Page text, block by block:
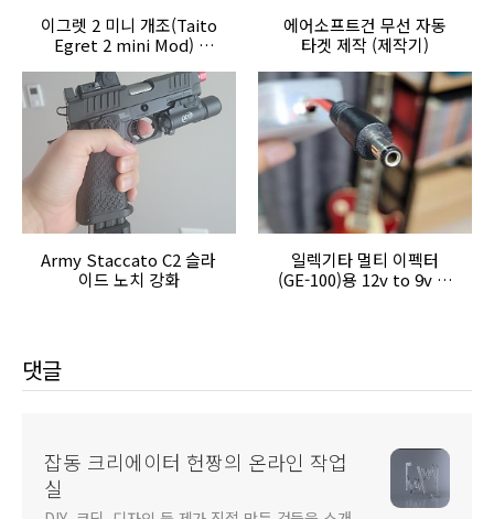
이그렛 2 미니 개조(Taito
Egret 2 mini Mod) -
Rasberry PI
Pico(GP2040)
에어소프트건 무선 자동
타겟 제작 (제작기)
Army Staccato C2 슬라
이드 노치 강화
일렉기타 멀티 이펙터
(GE-100)용 12v to 9v 컨
댓글
잡동 크리에이터 헌짱의 온라인 작업
실